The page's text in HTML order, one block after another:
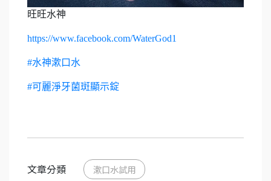
旺旺水神
https://www.facebook.com/WaterGod1
#水神漱口水
#可麗淨牙菌斑顯示錠
文章分類 漱口水試用